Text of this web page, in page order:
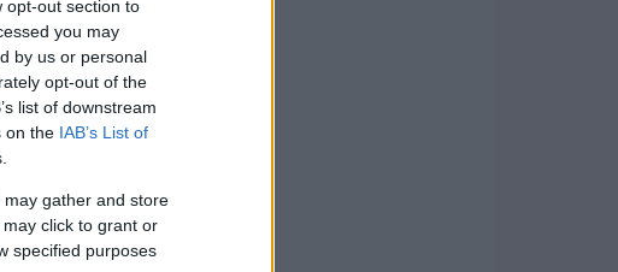
opt-out section to
you may
by us or personal
opt-out of the
list of downstream
on the IAB’s List of
gather and store
click to grant or
specified purposes